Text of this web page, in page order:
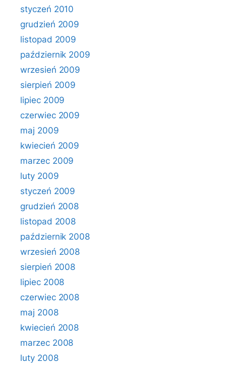
styczeń 2010
grudzień 2009
listopad 2009
październik 2009
wrzesień 2009
sierpień 2009
lipiec 2009
czerwiec 2009
maj 2009
kwiecień 2009
marzec 2009
luty 2009
styczeń 2009
grudzień 2008
listopad 2008
październik 2008
wrzesień 2008
sierpień 2008
lipiec 2008
czerwiec 2008
maj 2008
kwiecień 2008
marzec 2008
luty 2008